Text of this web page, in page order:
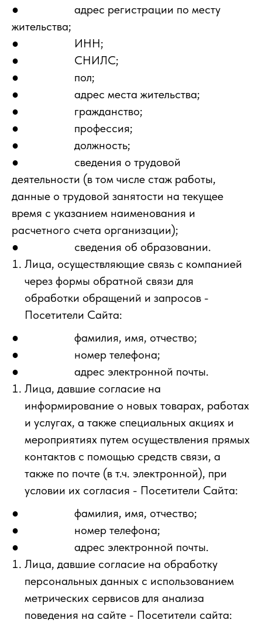
● адрес регистрации по месту
жительства;
● ИНН;
● СНИЛС;
● пол;
● адрес места жительства;
● гражданство;
● профессия;
● должность;
● сведения о трудовой
деятельности (в том числе стаж работы,
данные о трудовой занятости на текущее
время с указанием наименования и
расчетного счета организации);
● сведения об образовании.
Лица, осуществляющие связь с компанией
через формы обратной связи для
обработки обращений и запросов -
Посетители Сайта:
● фамилия, имя, отчество;
● номер телефона;
● адрес электронной почты.
Лица, давшие согласие на
информирование о новых товарах, работах
и услугах, а также специальных акциях и
мероприятиях путем осуществления прямых
контактов с помощью средств связи, а
также по почте (в т.ч. электронной), при
условии их согласия - Посетители Сайта:
● фамилия, имя, отчество;
● номер телефона;
● адрес электронной почты.
Лица, давшие согласие на обработку
персональных данных с использованием
метрических сервисов для анализа
поведения на сайте - Посетители сайта: